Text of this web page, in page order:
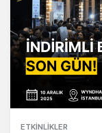
ETKINLIKLER